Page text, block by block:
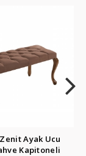
Homing
Bench Gri